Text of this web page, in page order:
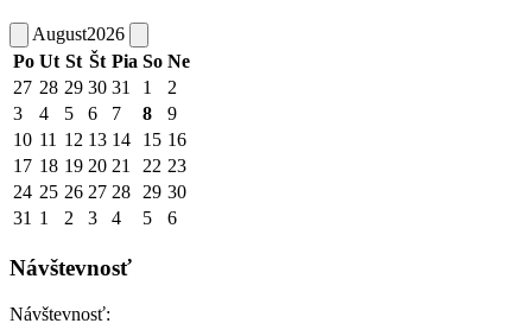
August2026
Po Ut St Št Pia So Ne
27 28 29 30 31 1
2
3
4 5 6 7 8
9
10 11 12 13 14 15 16
17 18 19 20 21 22 23
24 25 26 27 28 29 30
31 1 2 3 4 5 6
Návštevnosť
Návštevnosť: